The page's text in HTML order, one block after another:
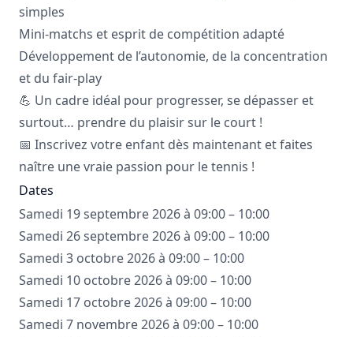
simples
Mini-matchs et esprit de compétition adapté
Développement de l’autonomie, de la concentration
et du fair-play
💪 Un cadre idéal pour progresser, se dépasser et
surtout… prendre du plaisir sur le court !
📅 Inscrivez votre enfant dès maintenant et faites
naître une vraie passion pour le tennis !
Dates
Samedi 19 septembre 2026 à 09:00 – 10:00
Samedi 26 septembre 2026 à 09:00 – 10:00
Samedi 3 octobre 2026 à 09:00 – 10:00
Samedi 10 octobre 2026 à 09:00 – 10:00
Samedi 17 octobre 2026 à 09:00 – 10:00
Samedi 7 novembre 2026 à 09:00 – 10:00